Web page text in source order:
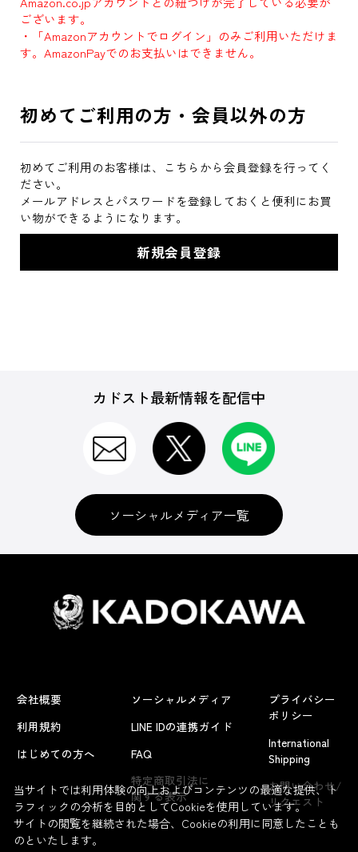
ございます。
・「Amazonアカウントでログイン」のみご利用いただけま
す。AmazonPayでのお支払いはできません。
初めてご利用の方・会員以外の方
初めてご利用のお客様は、こちらから会員登録を行ってく
ださい。
メールアドレスとパスワードを登録しておくと便利にお買
い物ができるようになります。
カドスト最新情報を配信中
ソーシャルメディア一覧
会社概要
利用規約
はじめての方へ
ソーシャルメディア
LINE IDの連携ガイド
FAQ
特定商取引法に
関する表示
プライバシー
ポリシー
International
Shipping
お問い合わせ/
リクエスト
当サイトでは利用体験の向上およびコンテンツの最適な提供、ト
ラフィックの分析を目的としてCookieを使用しています。
サイトの閲覧を継続された場合、Cookieの利用に同意したことも
のといたします。